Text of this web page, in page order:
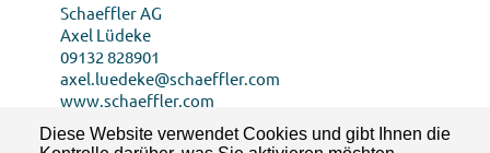
Diese Website verwendet Cookies und gibt Ihnen die
Schaeffler AG
Axel Lüdeke
09132 828901
axel.luedeke@schaeffler.com
www.schaeffler.com